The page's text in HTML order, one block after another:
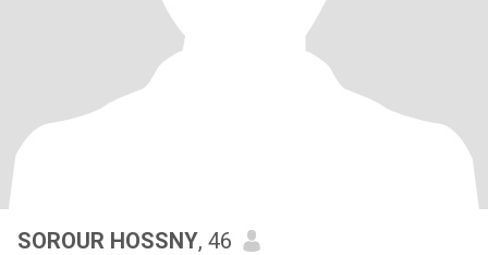
SOROUR HOSSNY, 46